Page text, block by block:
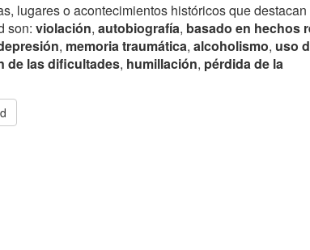
lugares o acontecimientos históricos que destacan
son: violación, autobiografía, basado en hechos
, memoria traumática, alcoholismo, uso
de las dificultades, humillación, pérdida de la